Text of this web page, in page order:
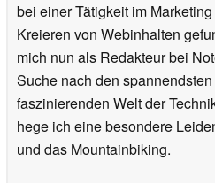
bei einer Tätigkeit im
Kreieren von Webinhalten
mich nun als Redakteur bei
Suche nach den
faszinierenden Welt der
hege ich eine besondere
und das Mountainbiking.